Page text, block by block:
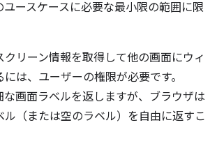
ユースケースに必要な最小限の範囲に限
クリーン情報を取得して他の画面にウィ
は、ユーザーの権限が必要です。
画面ラベルを返しますが、ブラウザは
ル（または空のラベル）を自由に返すこ